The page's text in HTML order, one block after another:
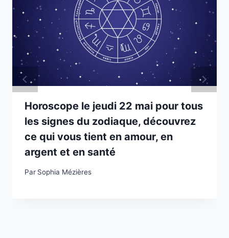
Horoscope le jeudi 22 mai pour tous
les signes du zodiaque, découvrez
ce qui vous tient en amour, en
argent et en santé
Par Sophia Mézières